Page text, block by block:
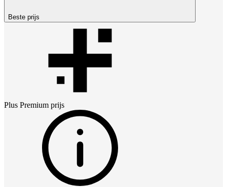
Beste prijs
Plus Premium prijs